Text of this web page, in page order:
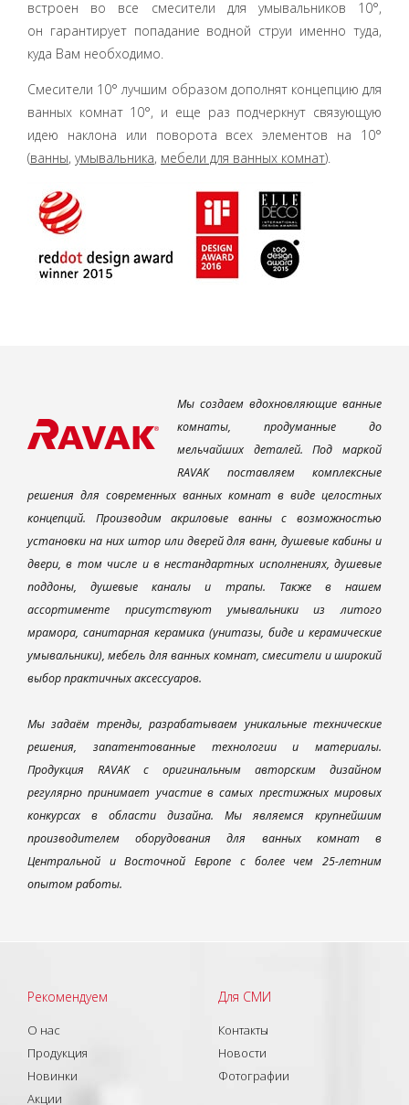
встроен во все смесители для умывальников 10°,
он гарантирует попадание водной струи именно туда,
куда Вам необходимо.
Смесители 10° лучшим образом дополнят концепцию для
ванных комнат 10°, и еще раз подчеркнут связующую
идею наклона или поворота всех элементов на 10°
(ванны, умывальника, мебели для ванных комнат).
Мы создаем вдохновляющие ванные
комнаты, продуманные до
мельчайших деталей. Под маркой
RAVAK поставляем комплексные
решения для современных ванных комнат в виде целостных
концепций. Производим акриловые ванны с возможностью
установки на них штор или дверей для ванн, душевые кабины и
двери, в том числе и в нестандартных исполнениях, душевые
поддоны, душевые каналы и трапы. Также в нашем
ассортименте присутствуют умывальники из литого
мрамора, санитарная керамика (унитазы, биде и керамические
умывальники), мебель для ванных комнат, смесители и широкий
выбор практичных аксессуаров.
Мы задаём тренды, разрабатываем уникальные технические
решения, запатентованные технологии и материалы.
Продукция RAVAK с оригинальным авторским дизайном
регулярно принимает участие в самых престижных мировых
конкурсах в области дизайна. Мы являемся крупнейшим
производителем оборудования для ванных комнат в
Центральной и Восточной Европе с более чем 25-летним
опытом работы.
Рекомендуем
О нас
Продукция
Новинки
Акции
Для СМИ
Контакты
Новости
Фотографии